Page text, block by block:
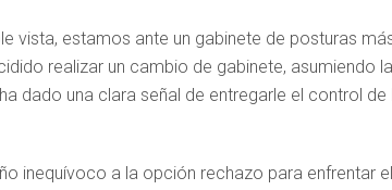
vista, estamos ante un gabinete de posturas
realizar un cambio de gabinete, asumiendo la
dado una clara señal de entregarle el control de
inequívoco a la opción rechazo para enfrentar el